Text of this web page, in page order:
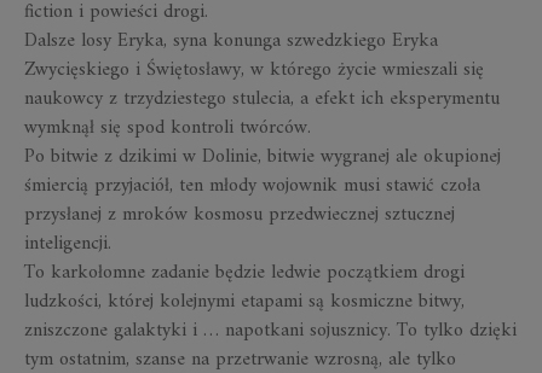
fiction i powieści drogi.
Dalsze losy Eryka, syna konunga szwedzkiego Eryka
Zwycięskiego i Świętosławy, w którego życie wmieszali się
naukowcy z trzydziestego stulecia, a efekt ich eksperymentu
wymknął się spod kontroli twórców.
Po bitwie z dzikimi w Dolinie, bitwie wygranej ale okupionej
śmiercią przyjaciół, ten młody wojownik musi stawić czoła
przysłanej z mroków kosmosu przedwiecznej sztucznej
inteligencji.
To karkołomne zadanie będzie ledwie początkiem drogi
ludzkości, której kolejnymi etapami są kosmiczne bitwy,
zniszczone galaktyki i … napotkani sojusznicy. To tylko dzięki
tym ostatnim, szanse na przetrwanie wzrosną, ale tylko